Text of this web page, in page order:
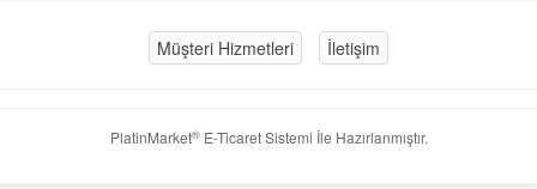
Müşteri Hizmetleri İletişim
PlatinMarket®E-Ticaret Sistemi İle Hazırlanmıştır.